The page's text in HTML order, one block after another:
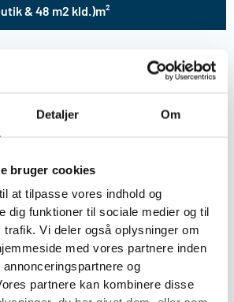
Detaljer Om
bruger cookies
at tilpasse vores indhold og
dig funktioner til sociale medier og til
Vi deler også oplysninger om
med vores partnere inden
og
partnere kan kombinere disse
& 48 m2 kld.)m²
1., 5400 Bogense